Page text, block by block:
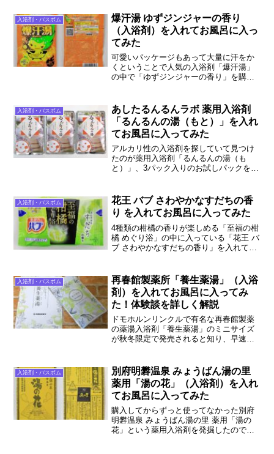
入浴剤・バスボム
爆汗湯 ゆずジンジャーの香り
（入浴剤）を入れてお風呂に入っ
てみた
可愛いパッケージもあって大量に汗をか
くということで人気の入浴剤「爆汗湯」
の中で「ゆずジンジャーの香り」を購入
で、ゆったりとお風呂に入れる入浴剤で
した。実際に使った感想、お湯に入れた
時の様子を詳しく説明します。
入浴剤・バスボム
あしたるんるんラボ 薬用入浴剤
「るんるんの湯（もと）」を入れ
てお風呂に入ってみた
アルカリ性の入浴剤を探していて見つけ
たのが薬用入浴剤「るんるんの湯（も
と）」、3パック入りのお試しパックを購
剤でした。実際に使った感想、お湯に入
れた時の様子を詳しく説明します。
入浴剤・バスボム
花王 バブ さわやかなすだちの香
り を入れてお風呂に入ってみた
4種類の柑橘の香りが楽しめる「至福の柑
橘 めぐり浴」の中に入っている「花王 バ
ブ さわやかなすだちの香り」を入れてお
リラックスしてお風呂に入ることが出来
ました。実際に使った感想、お湯に入れ
た時の様子を詳しく説明します。
入浴剤・バスボム
再春館製薬所「養生薬湯」（入浴
剤）を入れてお風呂に入ってみ
た！体験談を詳しく解説
ドモホルンリンクルで有名な再春館製薬
の薬湯入浴剤「養生薬湯」のミニサイズ
が秋冬限定で発売されると知り、早速購
おすすめの入浴剤です。実際に使った感
想、お湯に入れた時の様子を詳しく説明
します。
入浴剤・バスボム
別府明礬温泉 みょうばん湯の里
薬用「湯の花」（入浴剤）を入れ
てお風呂に入ってみた
購入してからずっと使ってなかった別府
明礬温泉 みょうばん湯の里 薬用「湯の
花」という薬用入浴剤を発掘したので、